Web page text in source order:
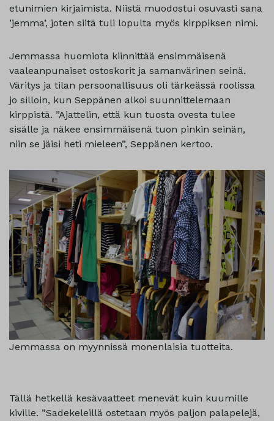
etunimien kirjaimista. Niistä muodostui osuvasti sana
’jemma’, joten siitä tuli lopulta myös kirppiksen nimi.
Jemmassa huomiota kiinnittää ensimmäisenä
vaaleanpunaiset ostoskorit ja samanvärinen seinä.
Väritys ja tilan persoonallisuus oli tärkeässä roolissa
jo silloin, kun Seppänen alkoi suunnittelemaan
kirppistä. ”Ajattelin, että kun tuosta ovesta tulee
sisälle ja näkee ensimmäisenä tuon pinkin seinän,
niin se jäisi heti mieleen”, Seppänen kertoo.
Jemmassa on myynnissä monenlaisia tuotteita.
Tällä hetkellä kesävaatteet menevät kuin kuumille
kiville. ”Sadekeleillä ostetaan myös paljon palapelejä,